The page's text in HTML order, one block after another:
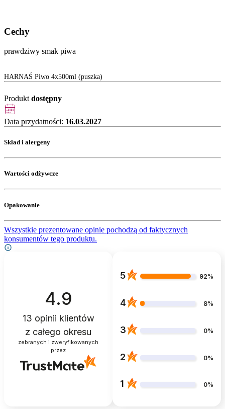
Cechy
prawdziwy smak piwa
HARNAŚ Piwo 4x500ml (puszka)
Produkt dostępny
Data przydatności: 16.03.2027
Skład i alergeny
Wartości odżywcze
Opakowanie
Wszystkie prezentowane opinie pochodzą od faktycznych
konsumentów tego produktu.
4.9
13 opinii klientów
z całego okresu
zebranych i zweryfikowanych
przez
5 92%
4 8%
3 0%
2 0%
1 0%